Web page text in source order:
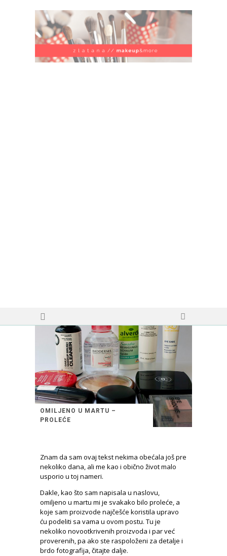
OMILJENO U MARTU –
PROLEĆE
Znam da sam ovaj tekst nekima obećala još pre
nekoliko dana, ali me kao i obično život malo
usporio u toj nameri.
Dakle, kao što sam napisala u naslovu,
omiljeno u martu mi je svakako bilo proleće, a
koje sam proizvode najčešće koristila upravo
ću podeliti sa vama u ovom postu. Tu je
nekoliko novootkrivenih proizvoda i par već
proverenih, pa ako ste raspoloženi za detalje i
brdo fotografija, čitajte dalje.